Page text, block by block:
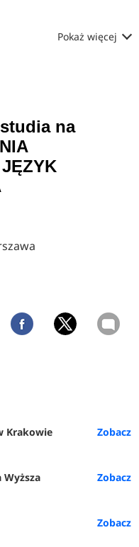
Pokaż więcej
na
Krakowie
Wyższa